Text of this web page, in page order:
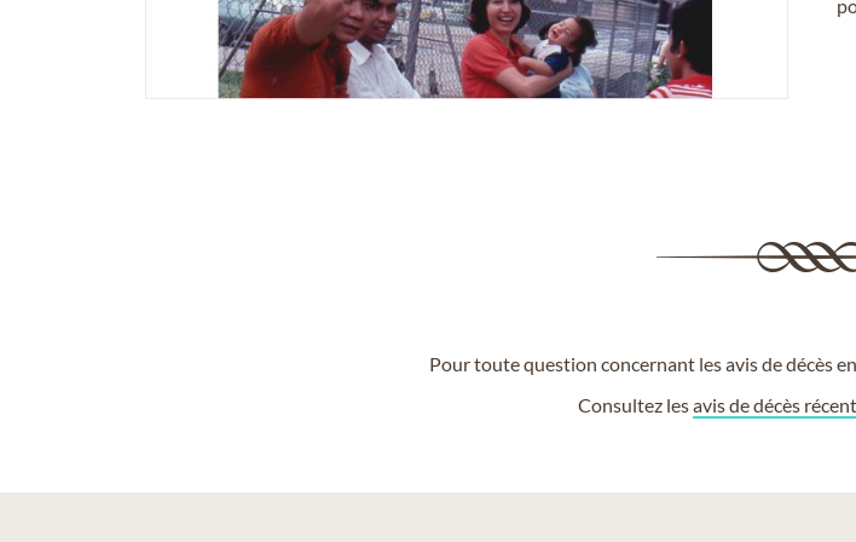
Pour toute question concernant les avis de décès
Consultez lesavis de décès